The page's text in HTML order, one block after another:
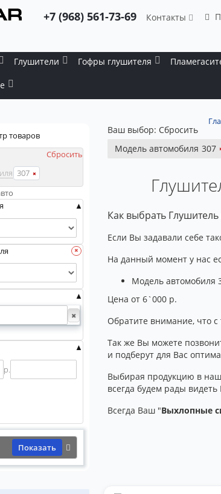
+7 (968) 561-73-69 Контакты
Глушители Гофры глушителя
товаров
Сбросить
307
р.
Показать
Ваш выбор: Сбросить
Модель автомобиля 307
Как выбрать
Если Вы задавали себе
На данный момент у нас
Модель автомобиля
Цена от 6`000 р.
Обратите внимание, что
Так же Вы можете
и подберут для Вас
Выбирая продукцию в
всегда будем рады видеть
Всегда Ваш "Выхлопные